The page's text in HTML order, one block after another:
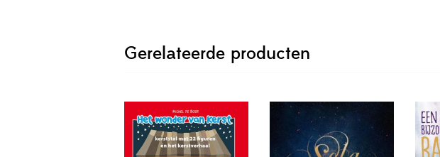
Gerelateerde producten